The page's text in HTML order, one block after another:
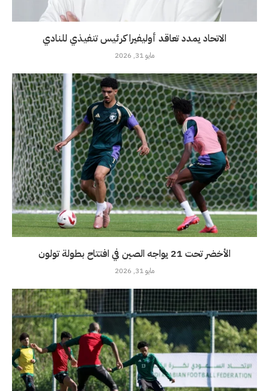
الاتحاد يمدد تعاقد أوليفيرا كرئيس تنفيذي للنادي
مايو 31, 2026
الأخضر تحت 21 يواجه الصين في افتتاح بطولة تولون
مايو 31, 2026